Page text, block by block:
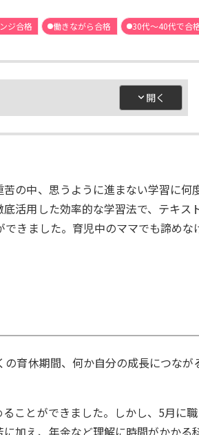
ジ合格 働きながら合格 30代～40代で合
の中、思うように進まない学習に何
活用した効率的な学習法で、テキス
きました。育児中のママでも諦めな
育休期間、何か自分の成長につなが
ことができました。しかし、5月に職
加え、年金など理解に時間がかかる